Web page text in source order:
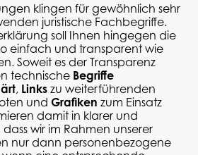
klingen für gewöhnlich sehr
juristische Fachbegriffe.
soll Ihnen hingegen die
einfach und transparent wie
Soweit es der Transparenz
technische Begriffe
, Links zu weiterführenden
undGrafiken zum Einsatz
damit in klarer und
wir im Rahmen unserer
nur dann personenbezogene